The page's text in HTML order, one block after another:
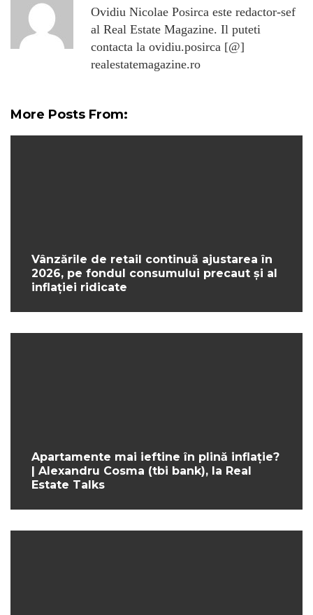
Ovidiu Nicolae Posirca este redactor-sef
al Real Estate Magazine. Il puteti
contacta la ovidiu.posirca [@]
realestatemagazine.ro
More Posts From:
Vânzările de retail continuă ajustarea în
2026, pe fondul consumului precaut și al
inflației ridicate
Apartamente mai ieftine în plină inflație?
| Alexandru Cosma (tbi bank), la Real
Estate Talks